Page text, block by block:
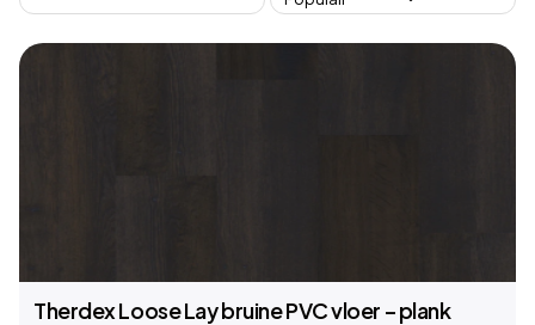
Therdex Loose Lay bruine PVC vloer – plank